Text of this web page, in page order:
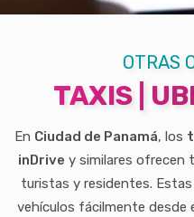
OTRAS
TAXIS |
En Ciudad de Panamá, los
inDrive y similares ofrecen
turistas y residentes.
vehículos fácilmente desde